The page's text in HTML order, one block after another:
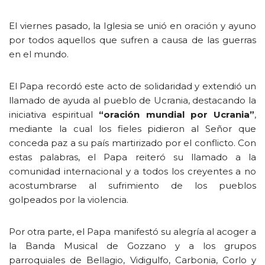
El viernes pasado, la Iglesia se unió en oración y ayuno
por todos aquellos que sufren a causa de las guerras
en el mundo.
El Papa recordó este acto de solidaridad y extendió un
llamado de ayuda al pueblo de Ucrania, destacando la
iniciativa espiritual “oración mundial por Ucrania”,
mediante la cual los fieles pidieron al Señor que
conceda paz a su país martirizado por el conflicto. Con
estas palabras, el Papa reiteró su llamado a la
comunidad internacional y a todos los creyentes a no
acostumbrarse al sufrimiento de los pueblos
golpeados por la violencia.
Por otra parte, el Papa manifestó su alegría al acoger a
la Banda Musical de Gozzano y a los grupos
parroquiales de Bellagio, Vidigulfo, Carbonia, Corlo y